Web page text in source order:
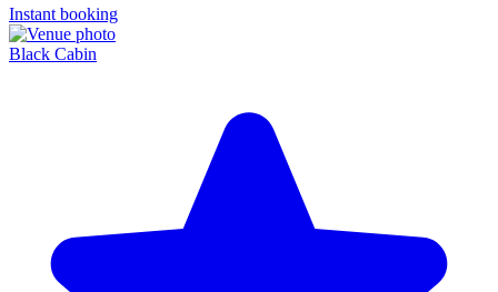
Instant booking
Black Cabin